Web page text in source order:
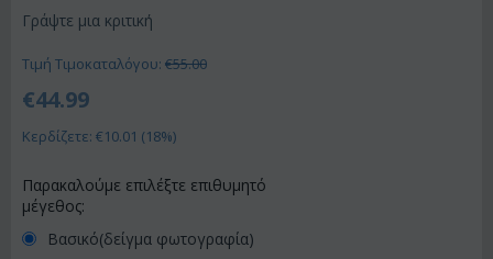
Γράψτε μια κριτική
Τιμή Τιμοκαταλόγου: €55.00
€44.99
Κερδίζετε: €10.01 (18%)
Παρακαλούμε επιλέξτε επιθυμητό
μέγεθος:
Βασικό(δείγμα φωτογραφία)